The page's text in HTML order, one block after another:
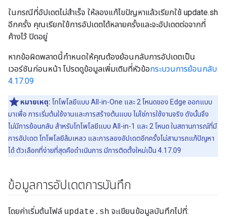
ในกรณีที่อัปเดตไม่สำเร็จ ให้ลองแก้ไขปัญหาแล้วเรียกใช้ update.sh
อีกครั้ง คุณเรียกใช้การอัปเดตได้หลายครั้งและจะอัปเดตต่อจากที่
ค้างไว้ ปิดอยู่
หากข้อผิดพลาดนี้กำหนดให้คุณต้องย้อนกลับการอัปเดตเป็น
เวอร์ชันก่อนหน้า โปรดดูข้อมูลเพิ่มเติมที่หัวข้อกระบวนการย้อนกลับ
4.17.09
หมายเหตุ: โทโพโลยีแบบ All-in-One และ 2 โหนดของ Edge ออกแบบ
มาเพื่อ การเริ่มต้นใช้งานและการสร้างต้นแบบ ไม่ใช่การใช้งานจริง ดังนั้นจึง
ไม่มีการย้อนกลับ สำหรับโทโพโลยีแบบ All-in-1 และ 2 โหนด ในสถานการณ์ที่มี
การอัปเดต โทโพโลยีล้มเหลว และการลองอัปเดตอีกครั้งไม่สามารถแก้ปัญหา
ได้ ตัวเลือกที่ง่ายที่สุดคือดำเนินการ มีการติดตั้งใหม่เป็น 4.17.09
ข้อมูลการอัปเดตการบันทึก
โดยค่าเริ่มต้นไฟล์ update.sh จะเขียนข้อมูลบันทึกไปที่: